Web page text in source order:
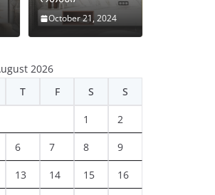
October 21, 2024
2026
T F S S
1 2
6 7 8 9
13 14 15 16